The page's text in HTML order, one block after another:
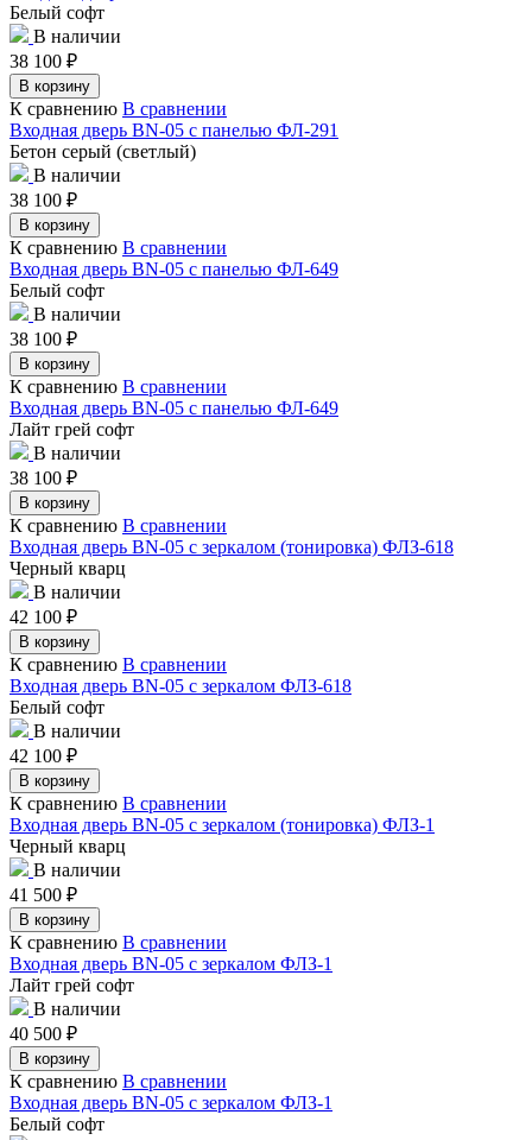
Белый софт
В наличии
38 100 ₽
В корзину
К сравнению В сравнении
Входная дверь BN-05 с панелью ФЛ-291
Бетон серый (светлый)
В наличии
38 100 ₽
В корзину
К сравнению В сравнении
Входная дверь BN-05 с панелью ФЛ-649
Белый софт
В наличии
38 100 ₽
В корзину
К сравнению В сравнении
Входная дверь BN-05 с панелью ФЛ-649
Лайт грей софт
В наличии
38 100 ₽
В корзину
К сравнению В сравнении
Входная дверь BN-05 с зеркалом (тонировка) ФЛЗ-618
Черный кварц
В наличии
42 100 ₽
В корзину
К сравнению В сравнении
Входная дверь BN-05 с зеркалом ФЛЗ-618
Белый софт
В наличии
42 100 ₽
В корзину
К сравнению В сравнении
Входная дверь BN-05 с зеркалом (тонировка) ФЛЗ-1
Черный кварц
В наличии
41 500 ₽
В корзину
К сравнению В сравнении
Входная дверь BN-05 с зеркалом ФЛЗ-1
Лайт грей софт
В наличии
40 500 ₽
В корзину
К сравнению В сравнении
Входная дверь BN-05 с зеркалом ФЛЗ-1
Белый софт